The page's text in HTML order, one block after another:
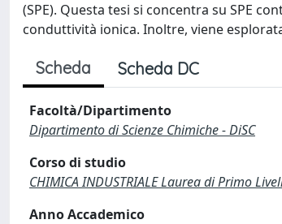
(SPE). Questa tesi si concentra su SPE
conduttività ionica. Inoltre, viene
Scheda Scheda DC
Facoltà/Dipartimento
Dipartimento di Scienze Chimiche - DiSC
Corso di studio
CHIMICA INDUSTRIALE Laurea di Primo
Anno Accademico